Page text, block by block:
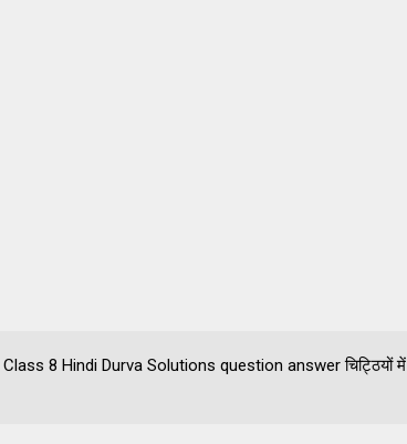
Class 8 Hindi Durva Solutions question answer चिट्ठियों में